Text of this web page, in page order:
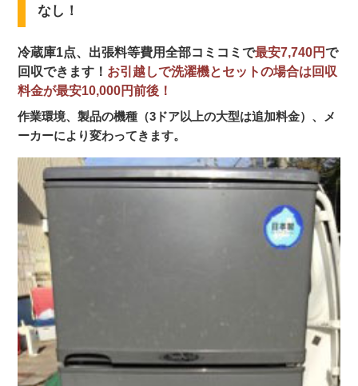
なし！
冷蔵庫1点、出張料等費用全部コミコミで最安7,740円で
回収できます！ お引越しで洗濯機とセットの場合は回収
料金が最安10,000円前後！
作業環境、製品の機種（3ドア以上の大型は追加料金）、メ
ーカーにより変わってきます。